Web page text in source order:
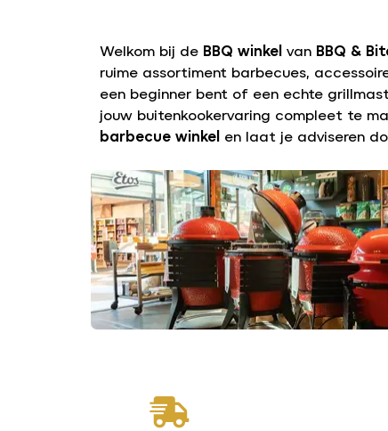
Welkom bij de BBQ winkel van BBQ &
ruime assortiment barbecues,
een beginner bent of een echte
jouw buitenkookervaring compleet te
barbecue winkel
en laat je adviseren